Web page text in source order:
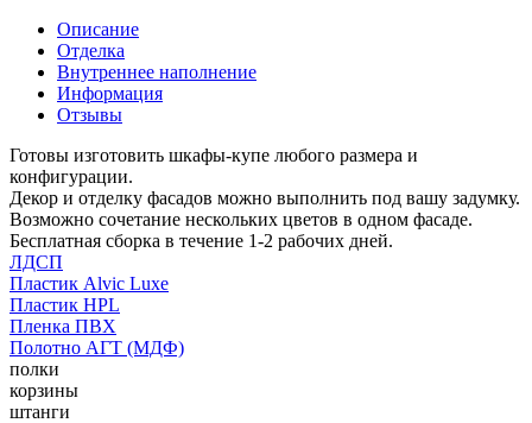
Описание
Отделка
Внутреннее наполнение
Информация
Отзывы
Готовы изготовить шкафы-купе любого размера и
конфигурации.
Декор и отделку фасадов можно выполнить под вашу задумку.
Возможно сочетание нескольких цветов в одном фасаде.
Бесплатная сборка в течение 1-2 рабочих дней.
ЛДСП
Пластик Alvic Luxe
Пластик HPL
Пленка ПВХ
Полотно АГТ (МДФ)
полки
корзины
штанги